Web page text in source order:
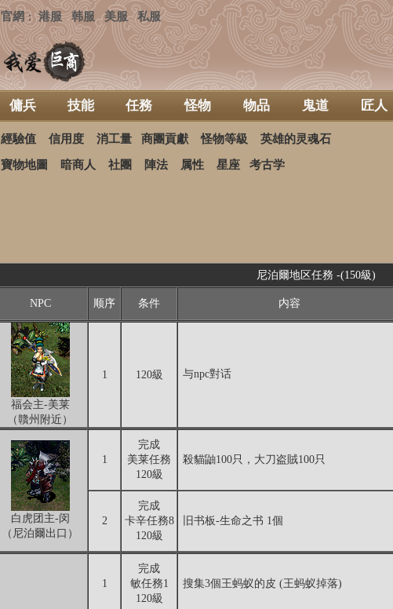
官網：港服 韩服 美服 私服
傭兵 技能 任務 怪物 物品 鬼道 匠人
經驗值 信用度 消工量 商團貢獻 怪物等級 英雄的灵魂石
寶物地圖 暗商人 社團 陣法 属性 星座 考古学
尼泊爾地区任務 -(150級)
NPC 顺序 条件 内容
福会主-美莱
（贛州附近）
1 120級 与npc對话
白虎团主-闵
（尼泊爾出口）
1
完成
美莱任務
120級
殺貓鼬100只，大刀盗賊100只
2
完成
卡辛任務8
120級
旧书板-生命之书 1個
1
完成
敏任務1
120級
搜集3個王蚂蚁的皮 (王蚂蚁掉落)